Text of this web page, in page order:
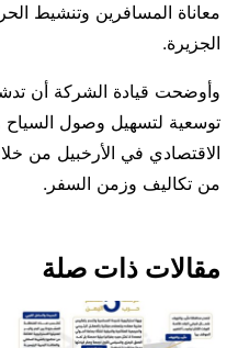
معاناة المسافرين وتنشيط
الجزيرة.
​وأوضحت قيادة الشركة أن
توسعية لتسهيل وصول السياح
الاقتصادي في الأرخبيل من
من تكاليف وزمن السفر.
مقالات ذات صلة